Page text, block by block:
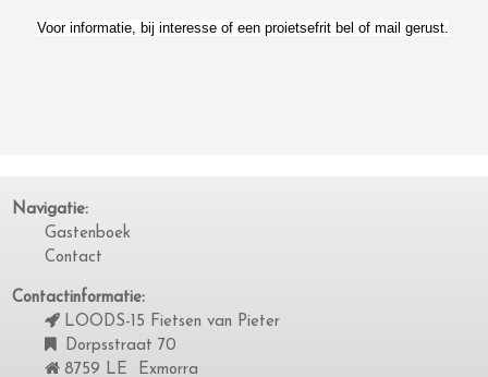
Voor informatie, bij interesse of een proietsefrit bel of mail gerust.
Navigatie:
Gastenboek
Contact
Contactinformatie:
LOODS-15 Fietsen van Pieter
Dorpsstraat 70
8759 LE Exmorra